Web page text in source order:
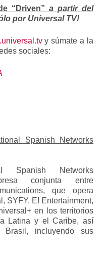
“Driven” a partir del
por Universal TV!
y súmate a la
sociales:
Spanish Networks
Spanish Networks
conjunta entre
que opera
SYFY, E! Entertainment,
en los territorios
Latina y el Caribe, así
incluyendo sus